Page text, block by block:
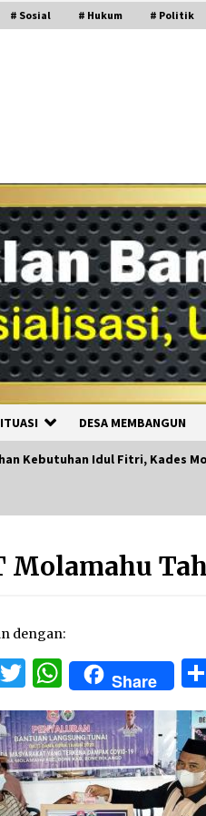
# Sosial # Hukum # Politik
DESA MEMBANGUN
Kebutuhan Idul Fitri, Kades
Molamahu
dengan:
Twitter
WhatsApp
Share